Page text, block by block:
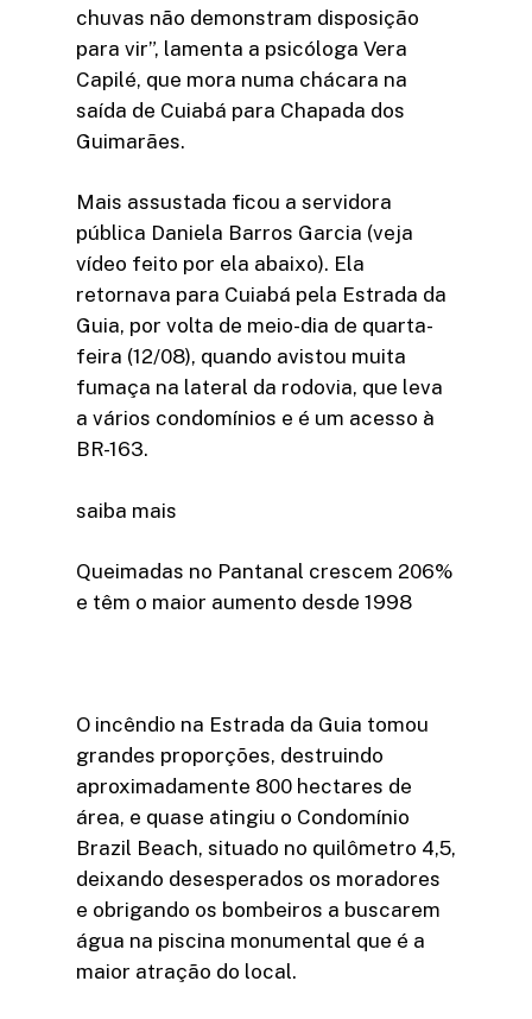
chuvas não demonstram disposição
para vir”, lamenta a psicóloga Vera
Capilé, que mora numa chácara na
saída de Cuiabá para Chapada dos
Guimarães.
Mais assustada ficou a servidora
pública Daniela Barros Garcia (veja
vídeo feito por ela abaixo). Ela
retornava para Cuiabá pela Estrada da
Guia, por volta de meio-dia de quarta-
feira (12/08), quando avistou muita
fumaça na lateral da rodovia, que leva
a vários condomínios e é um acesso à
BR-163.
saiba mais
Queimadas no Pantanal crescem 206%
e têm o maior aumento desde 1998
O incêndio na Estrada da Guia tomou
grandes proporções, destruindo
aproximadamente 800 hectares de
área, e quase atingiu o Condomínio
Brazil Beach, situado no quilômetro 4,5,
deixando desesperados os moradores
e obrigando os bombeiros a buscarem
água na piscina monumental que é a
maior atração do local.